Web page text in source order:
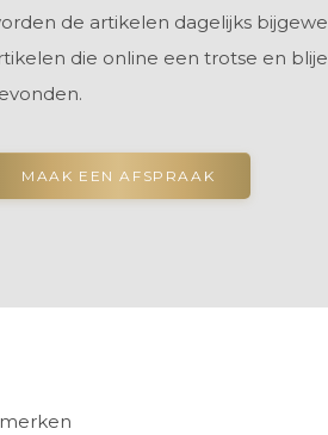
de artikelen dagelijks
die online een trotse en
MAAK EEN AFSPRAAK